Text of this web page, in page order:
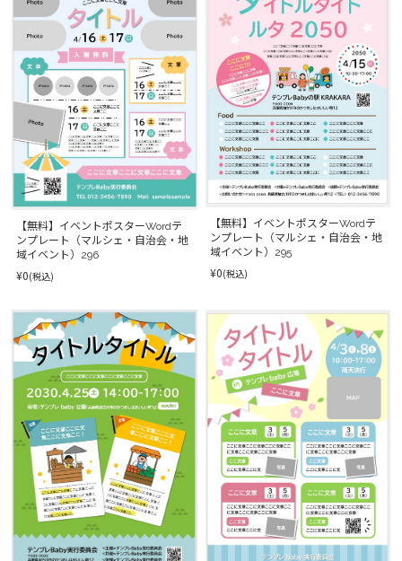
【無料】イベントポスターWordテ
ンプレート（マルシェ・自治会・地
域イベント）296
¥0(税込)
【無料】イベントポスターWordテ
ンプレート（マルシェ・自治会・地
域イベント）295
¥0(税込)